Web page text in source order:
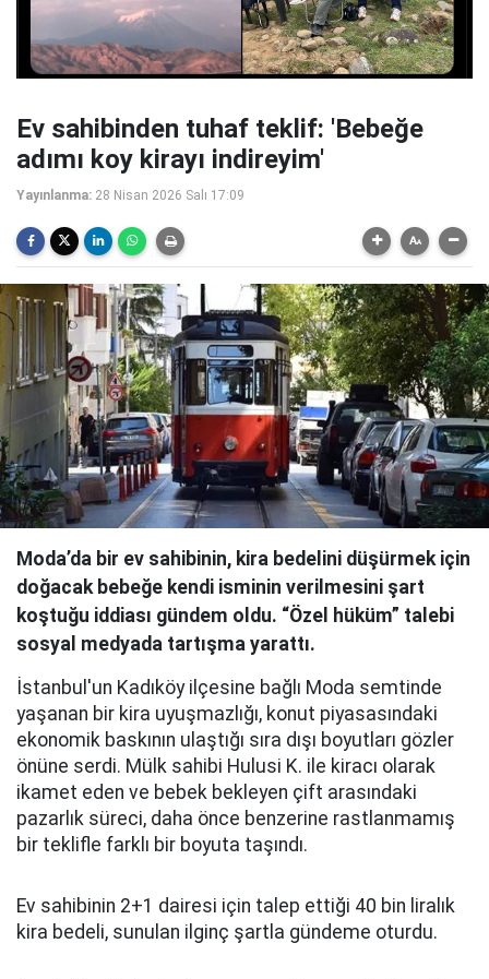
Ev sahibinden tuhaf teklif: 'Bebeğe
adımı koy kirayı indireyim'
Yayınlanma: 28 Nisan 2026 Salı 17:09
Moda’da bir ev sahibinin, kira bedelini düşürmek için
doğacak bebeğe kendi isminin verilmesini şart
koştuğu iddiası gündem oldu. “Özel hüküm” talebi
sosyal medyada tartışma yarattı.
İstanbul'un Kadıköy ilçesine bağlı Moda semtinde
yaşanan bir kira uyuşmazlığı, konut piyasasındaki
ekonomik baskının ulaştığı sıra dışı boyutları gözler
önüne serdi. Mülk sahibi Hulusi K. ile kiracı olarak
ikamet eden ve bebek bekleyen çift arasındaki
pazarlık süreci, daha önce benzerine rastlanmamış
bir teklifle farklı bir boyuta taşındı.
Ev sahibinin 2+1 dairesi için talep ettiği 40 bin liralık
kira bedeli, sunulan ilginç şartla gündeme oturdu.